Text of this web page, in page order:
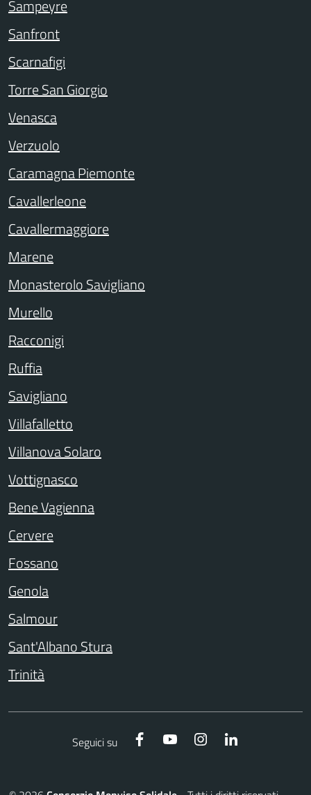
Sampeyre
Sanfront
Scarnafigi
Torre San Giorgio
Venasca
Verzuolo
Caramagna Piemonte
Cavallerleone
Cavallermaggiore
Marene
Monasterolo Savigliano
Murello
Racconigi
Ruffia
Savigliano
Villafalletto
Villanova Solaro
Vottignasco
Bene Vagienna
Cervere
Fossano
Genola
Salmour
Sant'Albano Stura
Trinità
Seguici su FacebookYouTubeInstagram